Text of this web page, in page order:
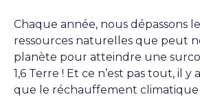
Chaque année, nous dépassons
ressources naturelles que peut
planète pour atteindre une
1,6 Terre ! Et ce n’est pas tout, il y
que le réchauffement climatique